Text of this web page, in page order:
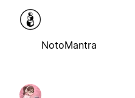
NotoMantra